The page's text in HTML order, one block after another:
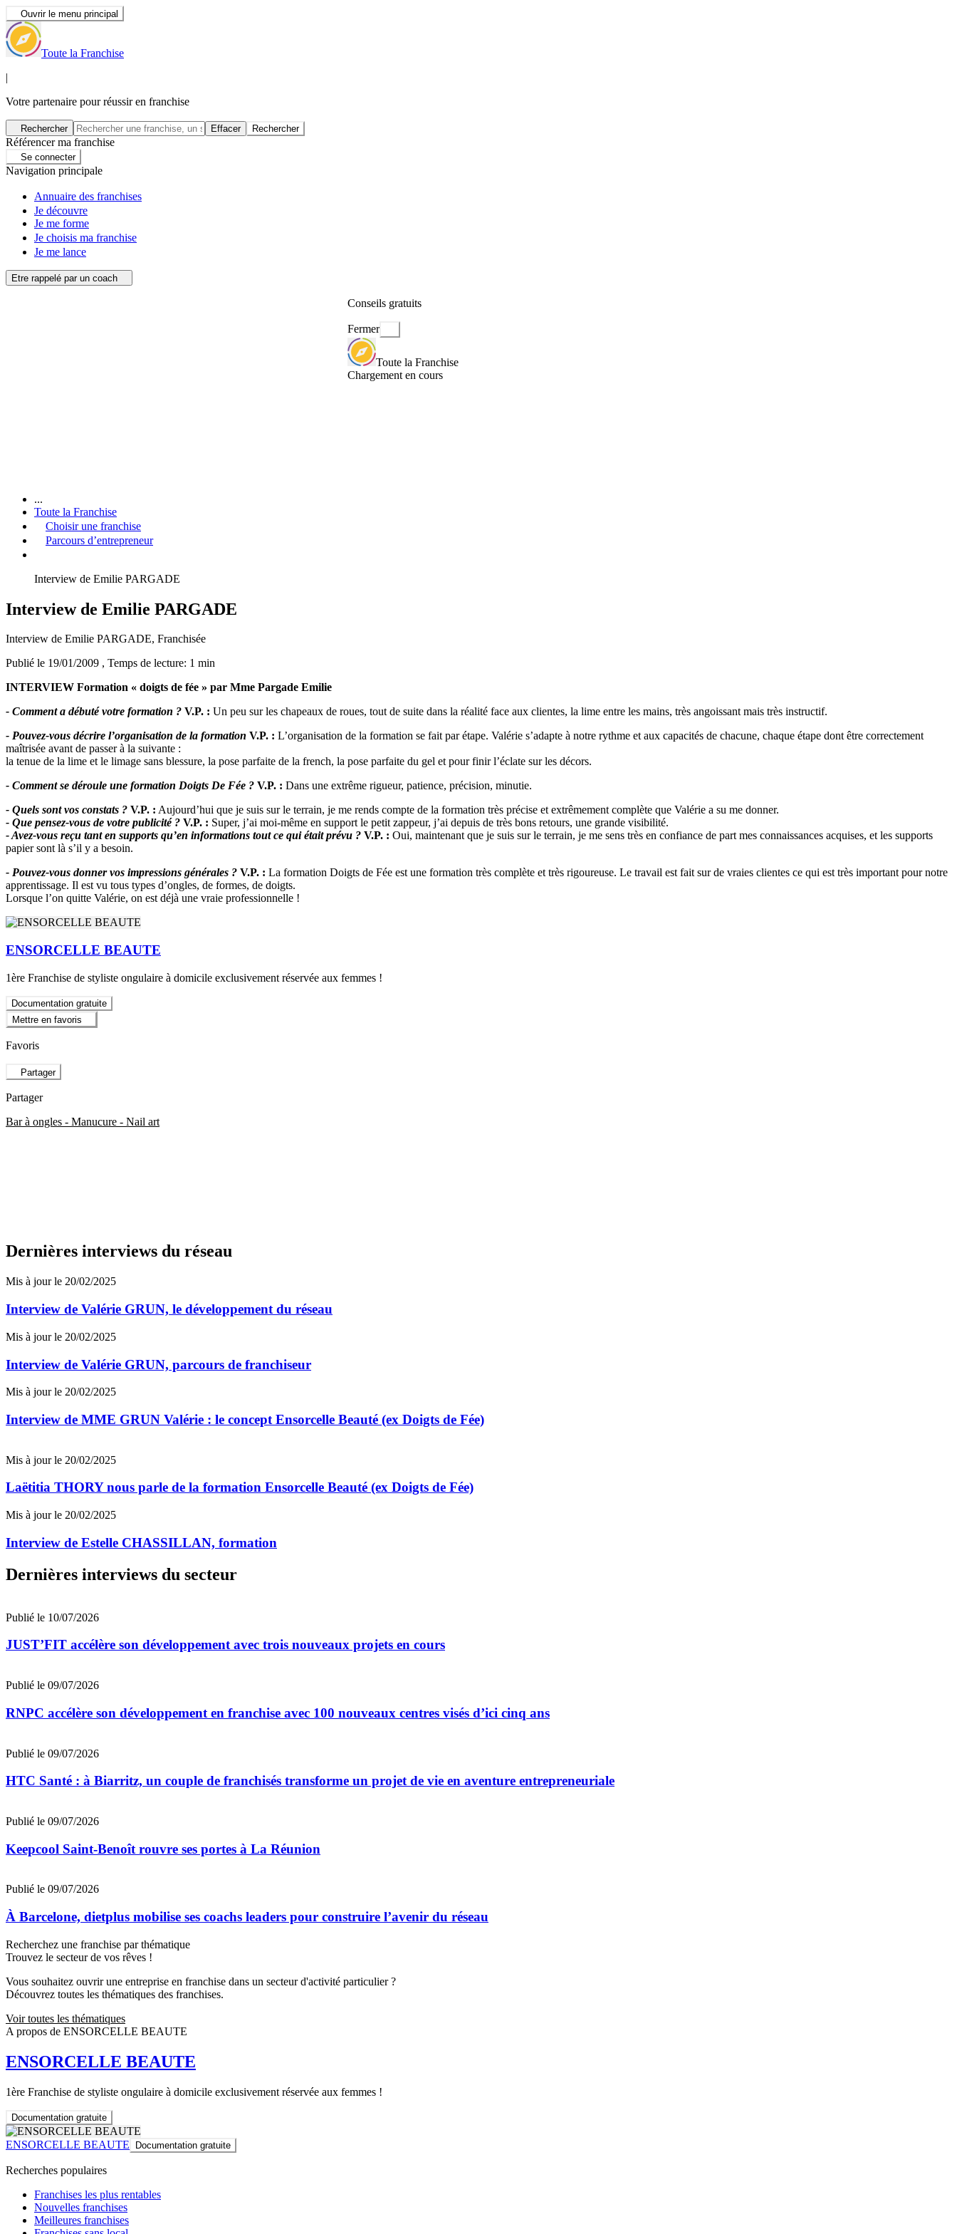
Ouvrir le menu principal
Toute la Franchise
|
Votre partenaire pour réussir en franchise
Rechercher Effacer Rechercher
Référencer ma franchise
Se connecter
Navigation principale
Annuaire des franchises
Je découvre
Je me forme
Je choisis ma franchise
Je me lance
Etre rappelé par un coach
Conseils gratuits
Fermer
Toute la Franchise
Chargement en cours
...
Toute la Franchise
Choisir une franchise
Parcours d’entrepreneur
Interview de Emilie PARGADE
Interview de Emilie PARGADE
Interview de Emilie PARGADE, Franchisée
Publié le 19/01/2009 , Temps de lecture: 1 min
INTERVIEW Formation « doigts de fée » par Mme Pargade Emilie
- Comment a débuté votre formation ? V.P. : Un peu sur les chapeaux de roues, tout de suite dans la réalité face aux clientes, la lime entre les mains, très angoissant mais très instructif.
- Pouvez-vous décrire l’organisation de la formation V.P. : L’organisation de la formation se fait par étape. Valérie s’adapte à notre rythme et aux capacités de chacune, chaque étape dont être correctement
maîtrisée avant de passer à la suivante :
la tenue de la lime et le limage sans blessure, la pose parfaite de la french, la pose parfaite du gel et pour finir l’éclate sur les décors.
- Comment se déroule une formation Doigts De Fée ? V.P. : Dans une extrême rigueur, patience, précision, minutie.
- Quels sont vos constats ? V.P. : Aujourd’hui que je suis sur le terrain, je me rends compte de la formation très précise et extrêmement complète que Valérie a su me donner.
- Que pensez-vous de votre publicité ? V.P. : Super, j’ai moi-même en support le petit zappeur, j’ai depuis de très bons retours, une grande visibilité.
- Avez-vous reçu tant en supports qu’en informations tout ce qui était prévu ? V.P. : Oui, maintenant que je suis sur le terrain, je me sens très en confiance de part mes connaissances acquises, et les supports
papier sont là s’il y a besoin.
- Pouvez-vous donner vos impressions générales ? V.P. : La formation Doigts de Fée est une formation très complète et très rigoureuse. Le travail est fait sur de vraies clientes ce qui est très important pour notre
apprentissage. Il est vu tous types d’ongles, de formes, de doigts.
Lorsque l’on quitte Valérie, on est déjà une vraie professionnelle !
ENSORCELLE BEAUTE
1ère Franchise de styliste ongulaire à domicile exclusivement réservée aux femmes !
Documentation gratuite
Mettre en favoris
Favoris
Partager
Partager
Bar à ongles - Manucure - Nail art
Dernières interviews du réseau
Mis à jour le 20/02/2025
Interview de Valérie GRUN, le développement du réseau
Mis à jour le 20/02/2025
Interview de Valérie GRUN, parcours de franchiseur
Mis à jour le 20/02/2025
Interview de MME GRUN Valérie : le concept Ensorcelle Beauté (ex Doigts de Fée)
Mis à jour le 20/02/2025
Laëtitia THORY nous parle de la formation Ensorcelle Beauté (ex Doigts de Fée)
Mis à jour le 20/02/2025
Interview de Estelle CHASSILLAN, formation
Dernières interviews du secteur
Publié le 10/07/2026
JUST’FIT accélère son développement avec trois nouveaux projets en cours
Publié le 09/07/2026
RNPC accélère son développement en franchise avec 100 nouveaux centres visés d’ici cinq ans
Publié le 09/07/2026
HTC Santé : à Biarritz, un couple de franchisés transforme un projet de vie en aventure entrepreneuriale
Publié le 09/07/2026
Keepcool Saint-Benoît rouvre ses portes à La Réunion
Publié le 09/07/2026
À Barcelone, dietplus mobilise ses coachs leaders pour construire l’avenir du réseau
Recherchez une franchise par thématique
Trouvez le secteur de vos rêves !
Vous souhaitez ouvrir une entreprise en franchise dans un secteur d'activité particulier ?
Découvrez toutes les thématiques des franchises.
Voir toutes les thématiques
A propos de ENSORCELLE BEAUTE
ENSORCELLE BEAUTE
1ère Franchise de styliste ongulaire à domicile exclusivement réservée aux femmes !
Documentation gratuite
ENSORCELLE BEAUTE Documentation gratuite
Recherches populaires
Franchises les plus rentables
Nouvelles franchises
Meilleures franchises